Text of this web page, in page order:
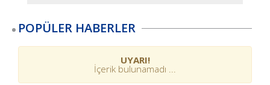
POPÜLER HABERLER
UYARI!
İçerik bulunamadı ...